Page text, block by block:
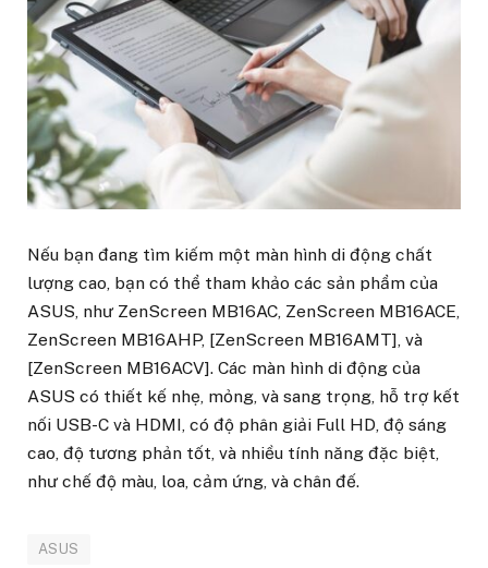
Nếu bạn đang tìm kiếm một màn hình di động chất
lượng cao, bạn có thể tham khảo các sản phẩm của
ASUS, như ZenScreen MB16AC, ZenScreen MB16ACE,
ZenScreen MB16AHP, [ZenScreen MB16AMT], và
[ZenScreen MB16ACV]. Các màn hình di động của
ASUS có thiết kế nhẹ, mỏng, và sang trọng, hỗ trợ kết
nối USB-C và HDMI, có độ phân giải Full HD, độ sáng
cao, độ tương phản tốt, và nhiều tính năng đặc biệt,
như chế độ màu, loa, cảm ứng, và chân đế.
ASUS